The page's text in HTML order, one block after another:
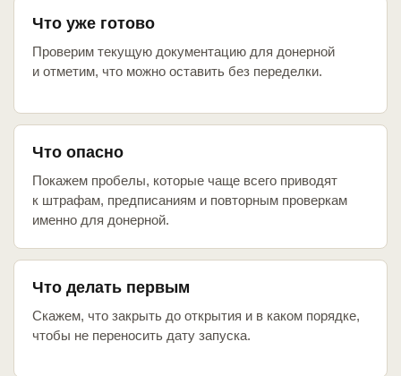
Что уже готово
Проверим текущую документацию для донерной
и отметим, что можно оставить без переделки.
Что опасно
Покажем пробелы, которые чаще всего приводят
к штрафам, предписаниям и повторным проверкам
именно для донерной.
Что делать первым
Скажем, что закрыть до открытия и в каком порядке,
чтобы не переносить дату запуска.